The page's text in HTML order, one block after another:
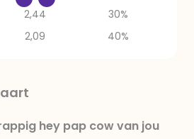
2,44
30%
2,09 40%
hey pap cow van jou